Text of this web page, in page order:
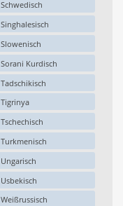
Schwedisch
Singhalesisch
Slowenisch
Sorani Kurdisch
Tadschikisch
Tigrinya
Tschechisch
Turkmenisch
Ungarisch
Usbekisch
Weißrussisch